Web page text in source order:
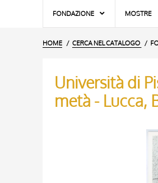
FONDAZIONE MOSTRE
HOME CERCA NEL CATALOGO
Università di
metà - Lucca,